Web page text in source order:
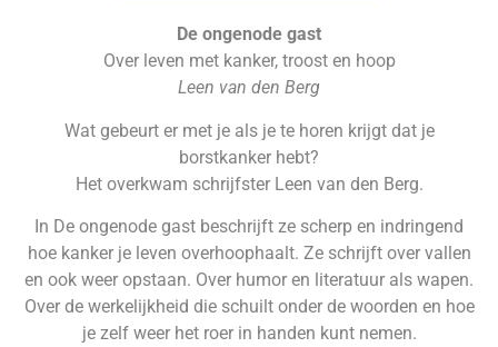
De ongenode gast
Over leven met kanker, troost en hoop
Leen van den Berg
Wat gebeurt er met je als je te horen krijgt dat je
borstkanker hebt?
Het overkwam schrijfster Leen van den Berg.
In De ongenode gast beschrijft ze scherp en indringend
hoe kanker je leven overhoophaalt. Ze schrijft over vallen
en ook weer opstaan. Over humor en literatuur als wapen.
Over de werkelijkheid die schuilt onder de woorden en hoe
je zelf weer het roer in handen kunt nemen.